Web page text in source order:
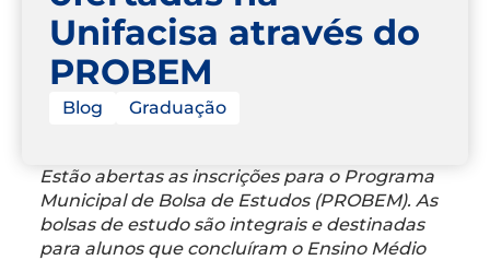
Unifacisa através do
PROBEM
Blog Graduação
Estão abertas as inscrições para o Programa
Municipal de Bolsa de Estudos (PROBEM). As
bolsas de estudo são integrais e destinadas
para alunos que concluíram o Ensino Médio